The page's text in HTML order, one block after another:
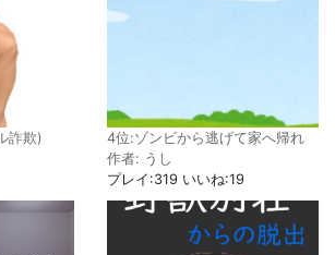
詐欺)
4位:ゾンビから逃げて家へ帰れ
作者: うし
プレイ:319 いいね:19